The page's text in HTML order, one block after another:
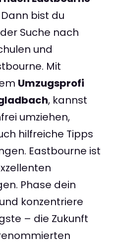
bist du
Suche nach
und
Mit
Umzugsprofi
, kannst
umziehen,
hilfreiche Tipps
Eastbourne ist
Phase dein
konzentriere
– die Zukunft